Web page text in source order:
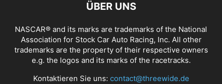
ÜBER UNS
NASCAR® and its marks are trademarks of the National
Association for Stock Car Auto Racing, Inc. All other
trademarks are the property of their respective owners
e.g. the logos and its marks of the racetracks.
Kontaktieren Sie uns: contact@threewide.de